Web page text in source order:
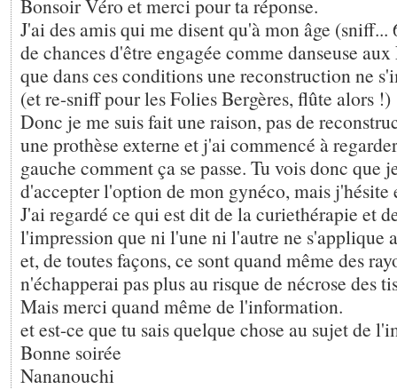
Bonsoir Véro et merci pour ta réponse.
J'ai des amis qui me disent qu'à mon âge
de chances d'être engagée comme danseuse
que dans ces conditions une reconstruction ne
(et re-sniff pour les Folies Bergères, flûte alors !)
Donc je me suis fait une raison, pas de
une prothèse externe et j'ai commencé à
gauche comment ça se passe. Tu vois donc que
d'accepter l'option de mon gynéco, mais j'hésite
J'ai regardé ce qui est dit de la curiethérapie et
l'impression que ni l'une ni l'autre ne s'applique
et, de toutes façons, ce sont quand même des
n'échapperai pas plus au risque de nécrose des
Mais merci quand même de l'information.
et est-ce que tu sais quelque chose au sujet de
Bonne soirée
Nananouchi